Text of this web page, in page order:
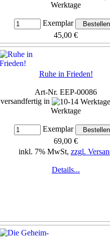
Werktage
Exemplar
45,00 €
inkl. 7% MwSt,zzgl.
Ruhe in Frieden!
Art-Nr. EEP-00086
versandfertig in
Werktage
Exemplar
69,00 €
inkl. 7% MwSt, zzgl.
Details...